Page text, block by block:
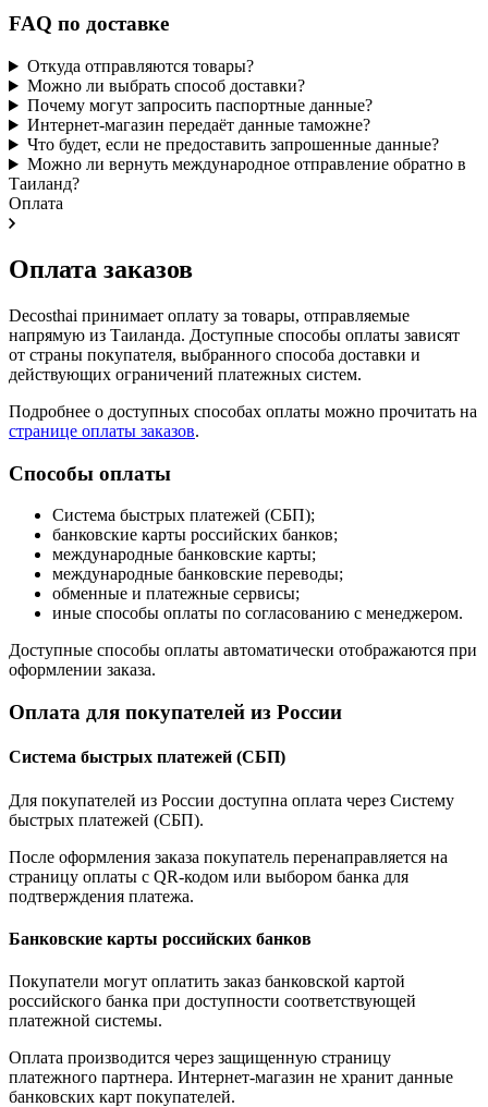
FAQ по доставке
Откуда отправляются товары?
Можно ли выбрать способ доставки?
Почему могут запросить паспортные данные?
Интернет-магазин передаёт данные таможне?
Что будет, если не предоставить запрошенные данные?
Можно ли вернуть международное отправление обратно в
Таиланд?
Оплата
Оплата заказов
Decosthai принимает оплату за товары, отправляемые
напрямую из Таиланда. Доступные способы оплаты зависят
от страны покупателя, выбранного способа доставки и
действующих ограничений платежных систем.
Подробнее о доступных способах оплаты можно прочитать на
странице оплаты заказов.
Способы оплаты
Система быстрых платежей (СБП);
банковские карты российских банков;
международные банковские карты;
международные банковские переводы;
обменные и платежные сервисы;
иные способы оплаты по согласованию с менеджером.
Доступные способы оплаты автоматически отображаются при
оформлении заказа.
Оплата для покупателей из России
Система быстрых платежей (СБП)
Для покупателей из России доступна оплата через Систему
быстрых платежей (СБП).
После оформления заказа покупатель перенаправляется на
страницу оплаты с QR-кодом или выбором банка для
подтверждения платежа.
Банковские карты российских банков
Покупатели могут оплатить заказ банковской картой
российского банка при доступности соответствующей
платежной системы.
Оплата производится через защищенную страницу
платежного партнера. Интернет-магазин не хранит данные
банковских карт покупателей.